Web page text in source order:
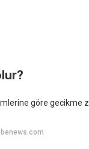
göre gecikme